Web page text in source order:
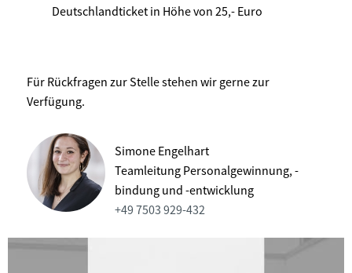
Deutschlandticket in Höhe von 25,- Euro
Für Rückfragen zur Stelle stehen wir gerne zur
Verfügung.
Simone Engelhart
Teamleitung Personalgewinnung, -
bindung und -entwicklung
+49 7503 929-432